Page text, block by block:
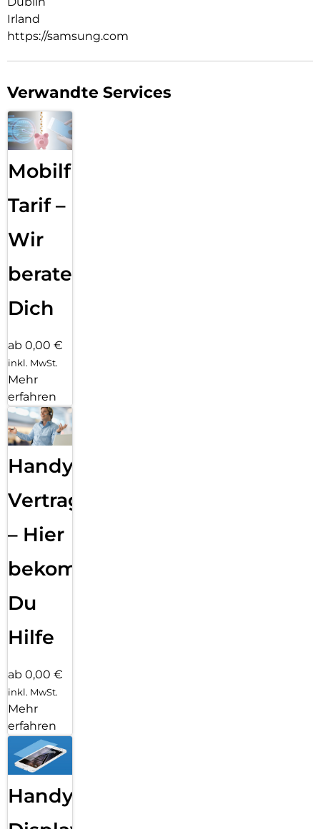
Irland
https://samsung.com
Verwandte Services
Mobilfunk
Tarif –
Wir
beraten
Dich
ab 0,00 €
inkl. MwSt.
Mehr
erfahren
Handy
Vertragsabwicklung
– Hier
bekommst
Du
Hilfe
ab 0,00 €
inkl. MwSt.
Mehr
erfahren
Handy